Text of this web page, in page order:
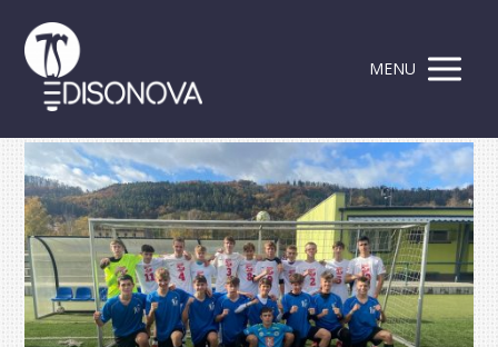
MENU